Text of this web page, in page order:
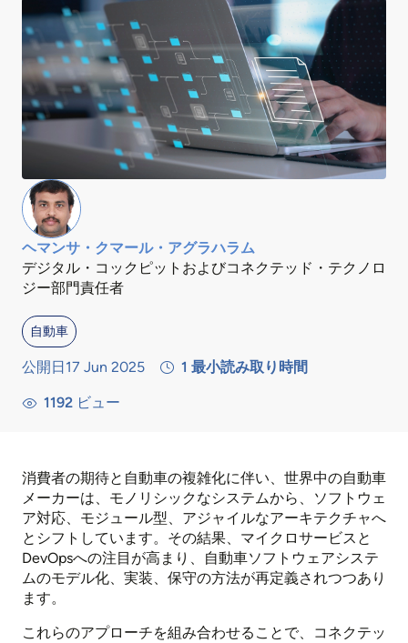
ヘマンサ・クマール・アグラハラム
デジタル・コックピットおよびコネクテッド・テクノロ
ジー部門責任者
自動車
公開日17 Jun 2025 1 最小読み取り時間
1192 ビュー
消費者の期待と自動車の複雑化に伴い、世界中の自動車
メーカーは、モノリシックなシステムから、ソフトウェ
ア対応、モジュール型、アジャイルなアーキテクチャへ
とシフトしています。その結果、マイクロサービスと
DevOpsへの注目が高まり、自動車ソフトウェアシステ
ムのモデル化、実装、保守の方法が再定義されつつあり
ます。
これらのアプローチを組み合わせることで、コネクテッ